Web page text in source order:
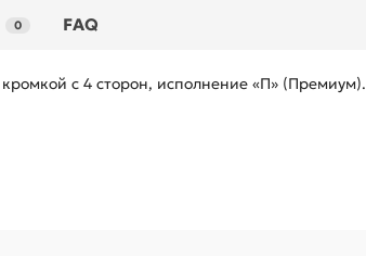
0 FAQ
с 4 сторон, исполнение «П» (Премиум).